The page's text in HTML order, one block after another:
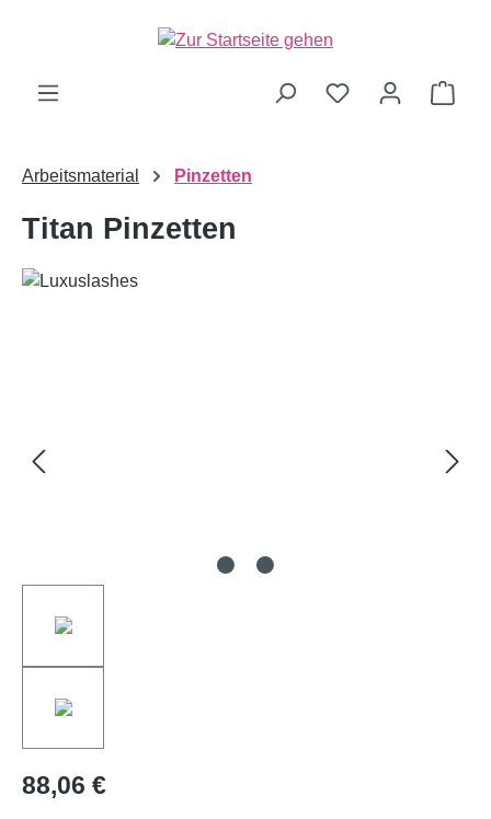
Arbeitsmaterial Pinzetten
Titan Pinzetten
88,06 €